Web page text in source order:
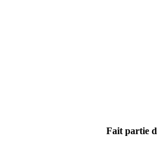
Fait partie